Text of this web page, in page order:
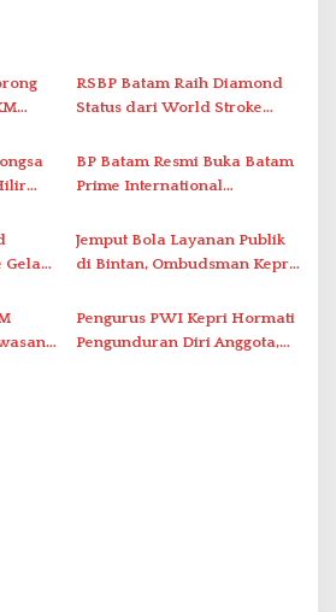
RSBP Batam Raih Diamond
Status dari World Stroke
Penanganan Stroke
Berstandar Internasional
BP Batam Resmi Buka Batam
Prime International
2026 di Stadion Temenggung
Abdul Jamal
Gelar
Jemput Bola Layanan Publik
di Bintan, Ombudsman Kepri
Solar Nelayan
Pengurus PWI Kepri Hormati
Pengunduran Diri Anggota,